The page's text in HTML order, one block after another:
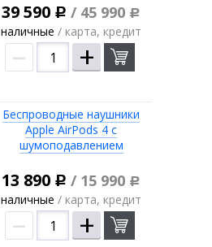
39 590 Р / 45 990 Р
наличные/ карта, кредит
– +
Беспроводные наушники
Apple AirPods 4 с
шумоподавлением
13 890 Р / 15 990 Р
наличные/ карта, кредит
– +